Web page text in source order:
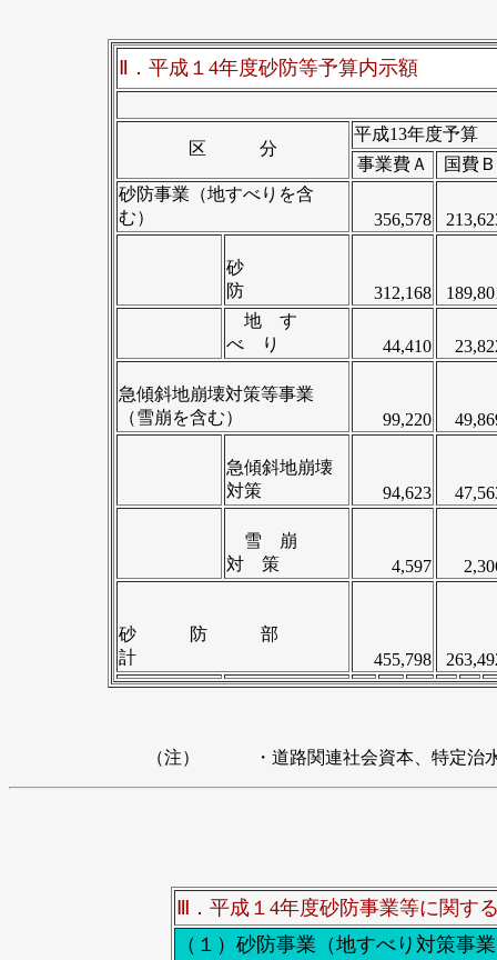
Ⅱ．平成１4年度砂防等予算内示額
区 分
平成13年度予算
事業費Ａ
国費Ｂ
砂防事業（地すべりを含
む）
356,578
砂
防
312,168
地 す
べ り
44,410
急傾斜地崩壊対策等事業
（雪崩を含む）
99,220
急傾斜地崩壊
対策
94,623
雪 崩
対 策
4,597
砂 防 部
計
455,798
（注） ・道路関連社会資本、特定治
Ⅲ．平成１4年度砂防事業等に関す
（１）砂防事業（地すべり対策事